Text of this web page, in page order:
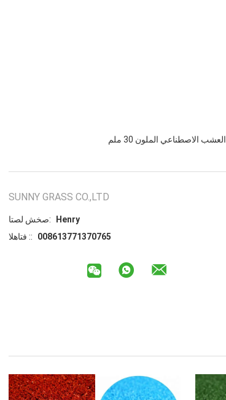
العشب الاصطناعي الملون 30 ملم
SUNNY GRASS CO.,LTD
اتصل شخص:
Henry
الهاتف ::
008613771370765